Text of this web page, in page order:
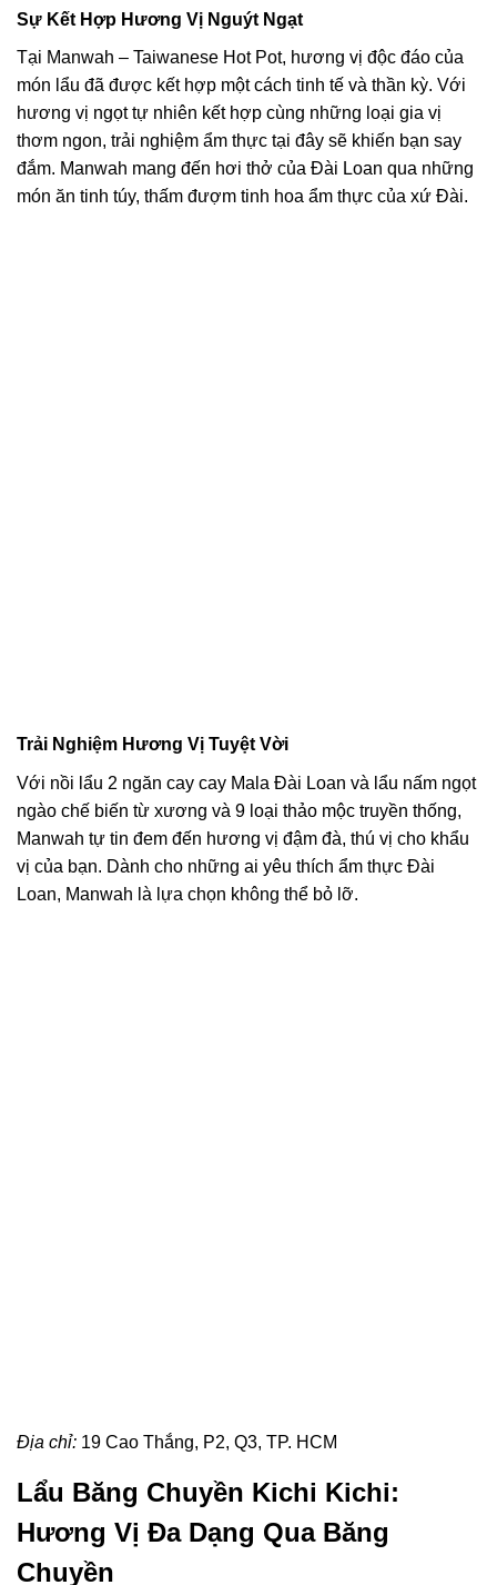
Sự Kết Hợp Hương Vị Nguýt Ngạt
Tại Manwah – Taiwanese Hot Pot, hương vị độc đáo của
món lẩu đã được kết hợp một cách tinh tế và thần kỳ. Với
hương vị ngọt tự nhiên kết hợp cùng những loại gia vị
thơm ngon, trải nghiệm ẩm thực tại đây sẽ khiến bạn say
đắm. Manwah mang đến hơi thở của Đài Loan qua những
món ăn tinh túy, thấm đượm tinh hoa ẩm thực của xứ Đài.
Trải Nghiệm Hương Vị Tuyệt Vời
Với nồi lẩu 2 ngăn cay cay Mala Đài Loan và lẩu nấm ngọt
ngào chế biến từ xương và 9 loại thảo mộc truyền thống,
Manwah tự tin đem đến hương vị đậm đà, thú vị cho khẩu
vị của bạn. Dành cho những ai yêu thích ẩm thực Đài
Loan, Manwah là lựa chọn không thể bỏ lỡ.
Địa chỉ: 19 Cao Thắng, P2, Q3, TP. HCM
Lẩu Băng Chuyền Kichi Kichi:
Hương Vị Đa Dạng Qua Băng
Chuyền